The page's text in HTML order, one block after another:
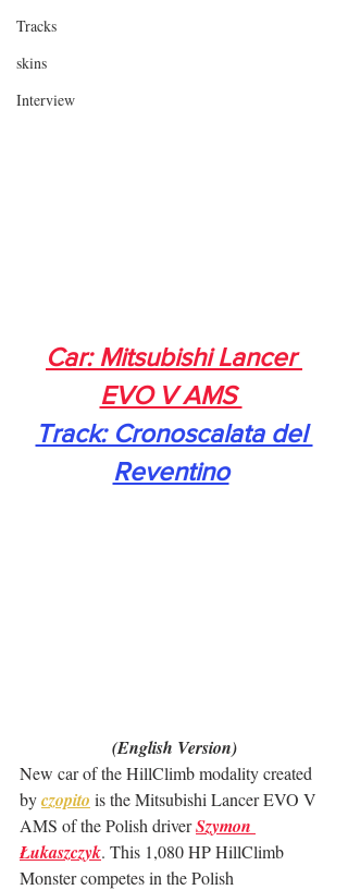
Tracks
skins
Interview
Car: Mitsubishi Lancer
EVO V AMS
Track: Cronoscalata del
Reventino
(English Version)
New car of the HillClimb modality created
by czopito is the Mitsubishi Lancer EVO V
AMS of the Polish driver Szymon
Łukaszczyk. This 1,080 HP HillClimb
Monster competes in the Polish